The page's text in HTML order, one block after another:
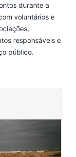
durante a
voluntários e
responsáveis e
público.